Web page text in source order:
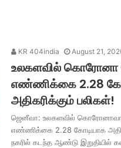
KR 404india August 21,
உலகளவில் கொரோனா
எண்ணிக்கை 2.28
அதிகரிக்கும் பலிகள்!
ஜெனீவா: உலகளவில்
எண்ணிக்கை 2.28 கோடியாக
நகரில் கடந்த ஆண்டு